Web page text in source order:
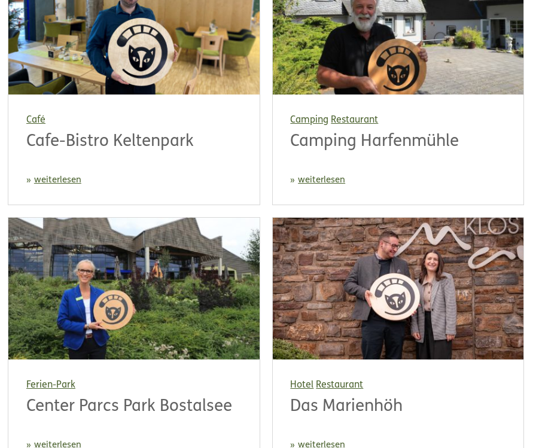
Café
Cafe-Bistro Keltenpark
weiterlesen
Camping Restaurant
Camping Harfenmühle
weiterlesen
Ferien-Park
Center Parcs Park Bostalsee
weiterlesen
Hotel Restaurant
Das Marienhöh
weiterlesen